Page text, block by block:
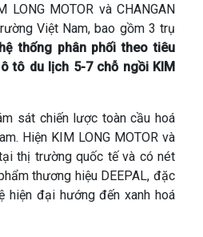
MOTOR và CHANGAN
Việt Nam, bao gồm 3 trụ
thống phân phối theo tiêu
tô du lịch 5-7 chỗ ngồi KIM
sát chiến lược toàn cầu hoá
Hiện KIM LONG MOTOR và
thị trường quốc tế và có nét
thương hiệu DEEPAL, đặc
đại hướng đến xanh hoá